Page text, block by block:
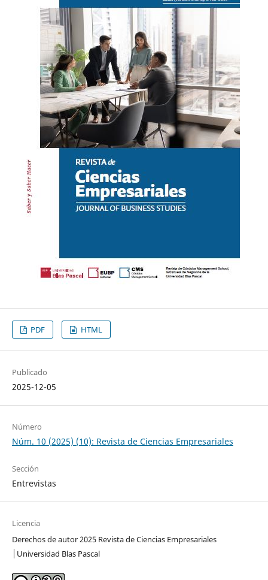
PDF HTML
Publicado
2025-12-05
Número
Núm. 10 (2025) (10): Revista de Ciencias Empresariales
Sección
Entrevistas
Licencia
Derechos de autor 2025 Revista de Ciencias Empresariales
│Universidad Blas Pascal